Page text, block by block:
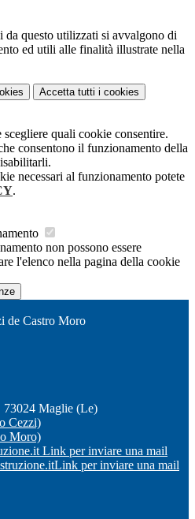
da questo utilizzati si avvalgono di
ed utili alle finalità illustrate nella
Accetta tutti i cookies
scegliere quali cookie consentire.
consentono il funzionamento della
necessari al funzionamento potete
.
non possono essere
l'elenco nella pagina della cookie
de Castro Moro
Maglie (Le)
Cezzi)
Moro)
Link per inviare una mail
Link per inviare una mail